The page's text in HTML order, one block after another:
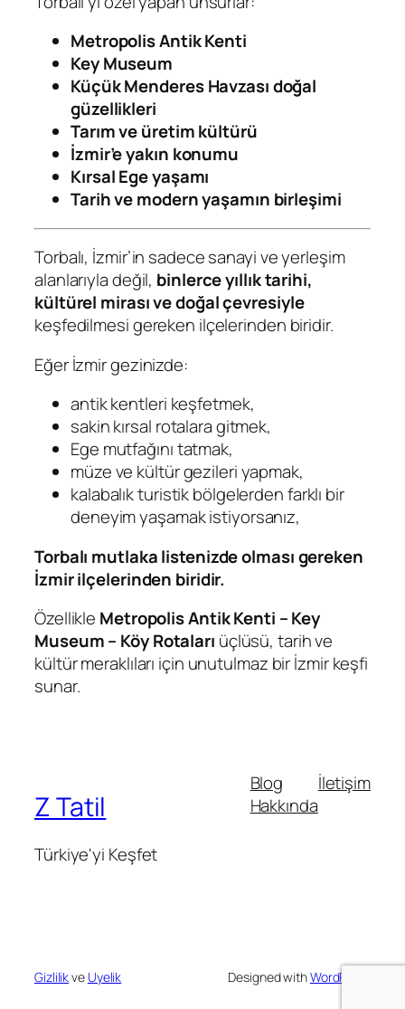
Metropolis Antik Kenti
Key Museum
Küçük Menderes Havzası doğal
güzellikleri
Tarım ve üretim kültürü
İzmir’e yakın konumu
Kırsal Ege yaşamı
Tarih ve modern yaşamın birleşimi
Torbalı, İzmir’in sadece sanayi ve yerleşim
alanlarıyla değil, binlerce yıllık tarihi,
kültürel mirası ve doğal çevresiyle
keşfedilmesi gereken ilçelerinden biridir.
Eğer İzmir gezinizde:
antik kentleri keşfetmek,
sakin kırsal rotalara gitmek,
Ege mutfağını tatmak,
müze ve kültür gezileri yapmak,
kalabalık turistik bölgelerden farklı bir
deneyim yaşamak istiyorsanız,
Torbalı mutlaka listenizde olması gereken
İzmir ilçelerinden biridir.
Özellikle Metropolis Antik Kenti – Key
Museum – Köy Rotaları üçlüsü, tarih ve
kültür meraklıları için unutulmaz bir İzmir keşfi
sunar.
Z Tatil
Türkiye'yi Keşfet
Blog
Hakkında
İletişim
Gizlilikve Uyelik Designed withWordPress